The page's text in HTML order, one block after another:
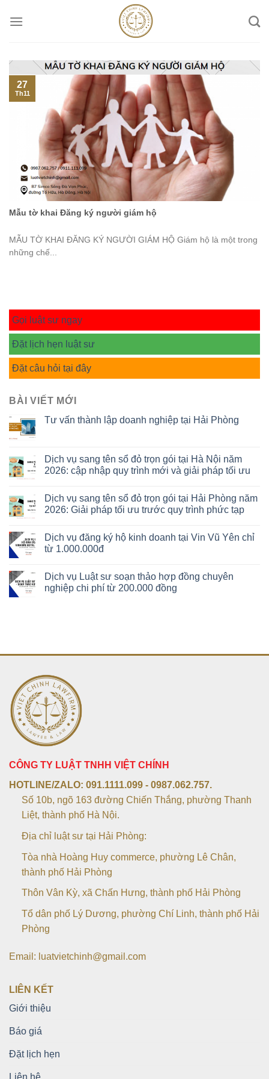
Mẫu tờ khai Đăng ký người giám hộ
MẪU TỜ KHAI ĐĂNG KÝ NGƯỜI GIÁM HỘ Giám hộ là một trong
những chế...
27
Th11
Gọi luật sư ngay
Đặt lịch hẹn luật sư
Đặt câu hỏi tại đây
BÀI VIẾT MỚI
Tư vấn thành lập doanh nghiệp tại Hải Phòng
Dịch vụ sang tên sổ đỏ trọn gói tại Hà Nội năm
2026: cập nhập quy trình mới và giải pháp tối ưu
Dịch vụ sang tên sổ đỏ trọn gói tại Hải Phòng năm
2026: Giải pháp tối ưu trước quy trình phức tạp
Dịch vụ đăng ký hộ kinh doanh tại Vin Vũ Yên chỉ
từ 1.000.000đ
Dịch vụ Luật sư soạn thảo hợp đồng chuyên
nghiệp chi phí từ 200.000 đồng
CÔNG TY LUẬT TNHH VIỆT CHÍNH
HOTLINE/ZALO: 091.1111.099 - 0987.062.757.
Số 10b, ngõ 163 đường Chiến Thắng, phường Thanh
Liệt, thành phố Hà Nội.
Địa chỉ luật sư tại Hải Phòng:
Tòa nhà Hoàng Huy commerce, phường Lê Chân,
thành phố Hải Phòng
Thôn Vân Kỳ, xã Chấn Hưng, thành phố Hải Phòng
Tổ dân phố Lý Dương, phường Chí Linh, thành phố Hải
Phòng
Email: luatvietchinh@gmail.com
LIÊN KẾT
Giới thiệu
Báo giá
Đặt lịch hẹn
Liên hệ